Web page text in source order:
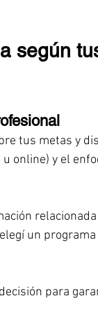
según
tus metas y
online) y el
un
para